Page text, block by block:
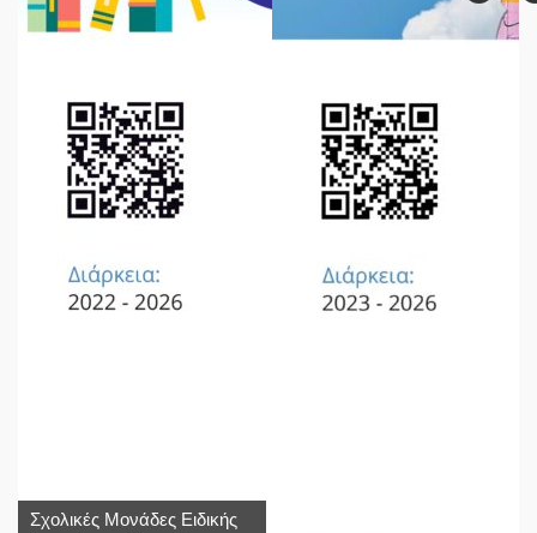
Σχολικές Μονάδες Ειδικής